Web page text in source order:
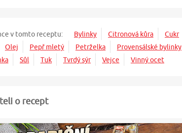
v tomto receptu: Bylinky Citronová kůra Cukr
Olej Pepř mletý Petrželka Provensálské bylinky
Sůl Tuk Tvrdý sýr Vejce Vinný ocet
o recept